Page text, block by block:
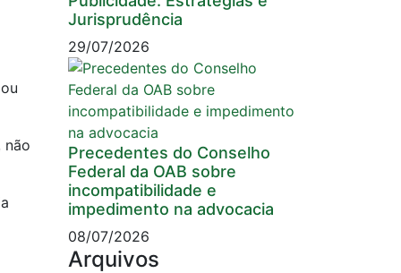
não
Jurisprudência
29/07/2026
Precedentes do Conselho
Federal da OAB sobre
incompatibilidade e
impedimento na advocacia
08/07/2026
Arquivos